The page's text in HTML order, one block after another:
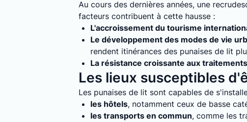
Au cours des dernières années, une
facteurs contribuent à cette hausse :
L'accroissement du tourisme
Le développement des modes de vie
rendent itinérances des punaises de lit
La résistance croissante aux
Les lieux susceptibles
Les punaises de lit sont capables de
les hôtels, notamment ceux de basse
les transports en commun, comme les